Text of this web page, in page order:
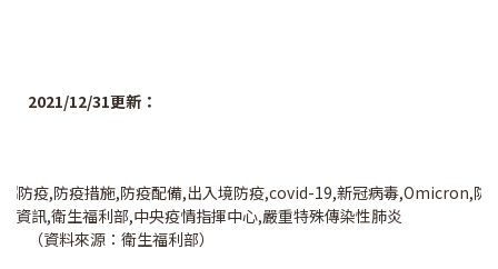
2021/12/31更新：
（資料來源：衛生福利部）